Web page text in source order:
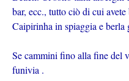
bar, ecc., tutto ciò di cui
Caipirinha in spiaggia e berla
Se cammini fino alla fine del
funivia .